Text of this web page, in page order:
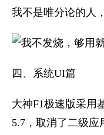
我不是唯分论的人
四、系统UI篇
大神F1极速版采用
5.7，取消了二级应